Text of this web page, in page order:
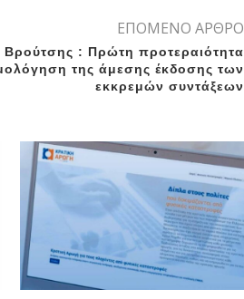
ΕΠΟΜΕΝΟ ΑΡΘΡΟ
Βρούτσης : Πρώτη προτεραιότητα
της άμεσης έκδοσης των
εκκρεμών συντάξεων